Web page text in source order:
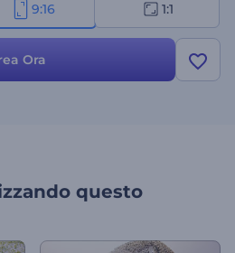
9:16 1:1
Ora
questo